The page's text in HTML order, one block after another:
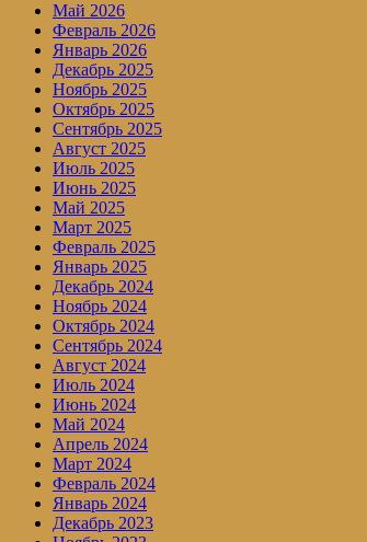
Май 2026
Февраль 2026
Январь 2026
Декабрь 2025
Ноябрь 2025
Октябрь 2025
Сентябрь 2025
Август 2025
Июль 2025
Июнь 2025
Май 2025
Март 2025
Февраль 2025
Январь 2025
Декабрь 2024
Ноябрь 2024
Октябрь 2024
Сентябрь 2024
Август 2024
Июль 2024
Июнь 2024
Май 2024
Апрель 2024
Март 2024
Февраль 2024
Январь 2024
Декабрь 2023